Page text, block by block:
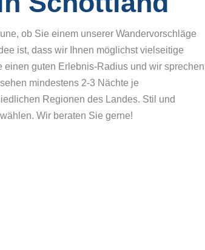
ob Sie einem unserer Wandervorschläge
ist, dass wir Ihnen möglichst vielseitige
guten Erlebnis-Radius und wir sprechen
mindestens 2-3 Nächte je
Regionen des Landes. Stil und
Wir beraten Sie gerne!